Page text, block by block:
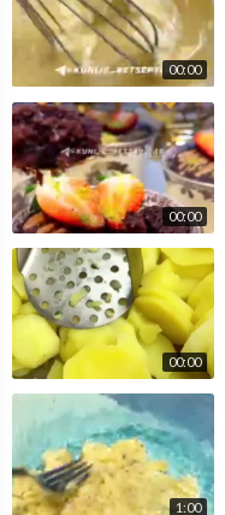
00:00
00:00
00:00
1:00